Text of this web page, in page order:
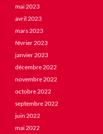
mai 2023
avril 2023
mars 2023
février 2023
janvier 2023
décembre 2022
novembre 2022
octobre 2022
septembre 2022
juin 2022
mai 2022